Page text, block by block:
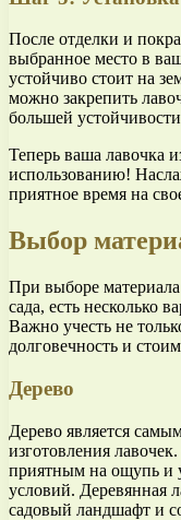
После отделки и
выбранное место в
устойчиво стоит на
можно закрепить
большей
Теперь ваша лавочка
использованию!
приятное время на
Выбор
При выборе материала
сада, есть несколько
Важно учесть не
долговечность и
Дерево
Дерево является
изготовления
приятным на ощупь и
условий. Деревянная
садовый ландшафт и